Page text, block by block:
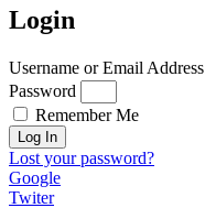
Login
Username or Email Address
Password
Remember Me
Log In
Lost your password?
Google
Twiter